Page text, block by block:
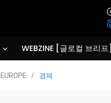
WEBZINE [글로컬 브리프]
EUROPE / 경제